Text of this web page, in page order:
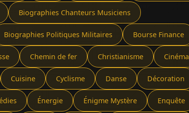
Biographies Chanteurs Musiciens
Biographies Politiques Militaires Bourse Finance
Chemin de fer Christianisme Cinéma
Cuisine Cyclisme Danse Décoration
Énergie Énigme Mystère Enquête